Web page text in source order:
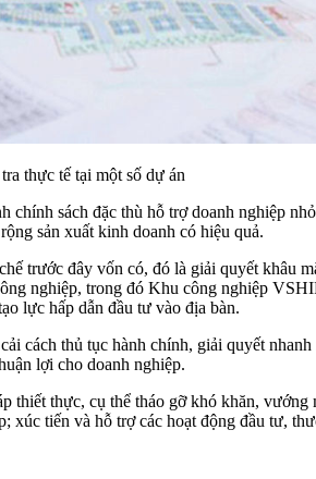
thực tế tại một số dự án
sách đặc thù hỗ trợ doanh nghiệp
sản xuất kinh doanh có hiệu quả.
trước đây vốn có, đó là giải quyết khâu
nghiệp, trong đó Khu công nghiệp
lực hấp dẫn đầu tư vào địa bàn.
cách thủ tục hành chính, giải quyết
lợi cho doanh nghiệp.
thiết thực, cụ thể tháo gỡ khó khăn,
xúc tiến và hỗ trợ các hoạt động đầu tư,